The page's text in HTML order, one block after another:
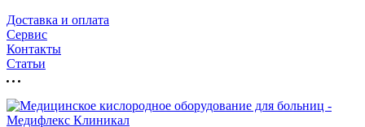
Доставка и оплата
Cервис
Контакты
Статьи